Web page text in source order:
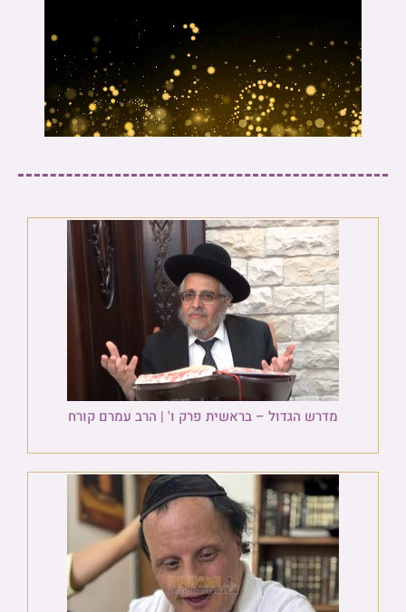
מדרש הגדול – בראשית פרק ו' | הרב עמרם קורח